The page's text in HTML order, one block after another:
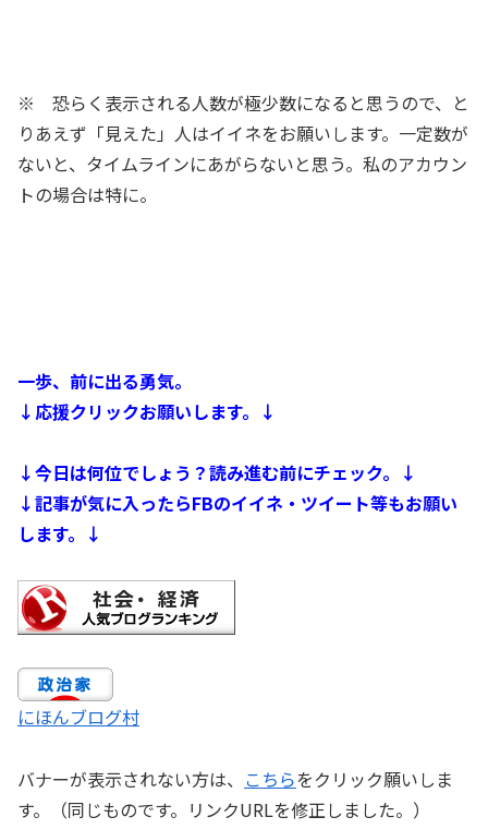
※ 恐らく表示される人数が極少数になると思うので、と
りあえず「見えた」人はイイネをお願いします。一定数が
ないと、タイムラインにあがらないと思う。私のアカウン
トの場合は特に。
一歩、前に出る勇気。
↓応援クリックお願いします。↓
↓今日は何位でしょう？読み進む前にチェック。↓
↓記事が気に入ったらFBのイイネ・ツイート等もお願い
します。↓
にほんブログ村
バナーが表示されない方は、 こちらをクリック願いしま
す。（同じものです。リンクURLを修正しました。）